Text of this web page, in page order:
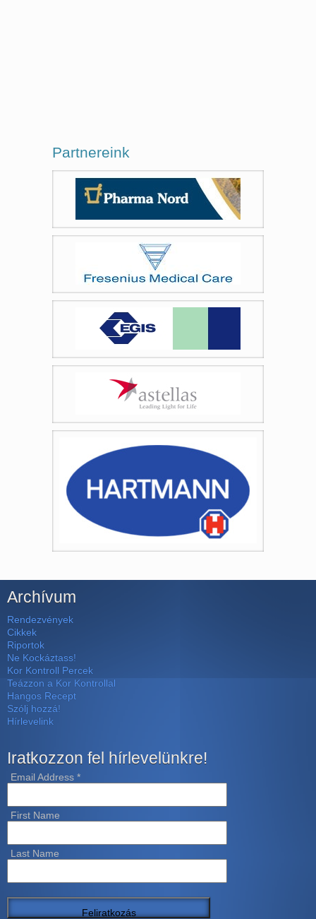
Partnereink
Archívum
Rendezvények
Cikkek
Riportok
Ne Kockáztass!
Kor Kontroll Percek
Teázzon a Kor Kontrollal
Hangos Recept
Szólj hozzá!
Hírlevelink
Iratkozzon fel hírlevelünkre!
Email Address *
First Name
Last Name